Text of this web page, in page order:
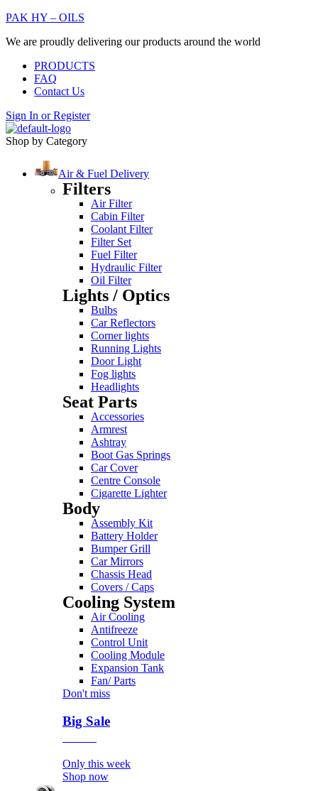
PAK HY – OILS
We are proudly delivering our products around the world
PRODUCTS
FAQ
Contact Us
Sign In orRegister
Shop by Category
Air & Fuel Delivery
Filters
Air Filter
Cabin Filter
Coolant Filter
Filter Set
Fuel Filter
Hydraulic Filter
Oil Filter
Lights / Optics
Bulbs
Car Reflectors
Corner lights
Running Lights
Door Light
Fog lights
Headlights
Seat Parts
Accessories
Armrest
Ashtray
Boot Gas Springs
Car Cover
Centre Console
Cigarette Lighter
Body
Assembly Kit
Battery Holder
Bumper Grill
Car Mirrors
Chassis Head
Covers / Caps
Cooling System
Air Cooling
Antifreeze
Control Unit
Cooling Module
Expansion Tank
Fan/ Parts
Don't miss
Big Sale
Only this week
Shop now